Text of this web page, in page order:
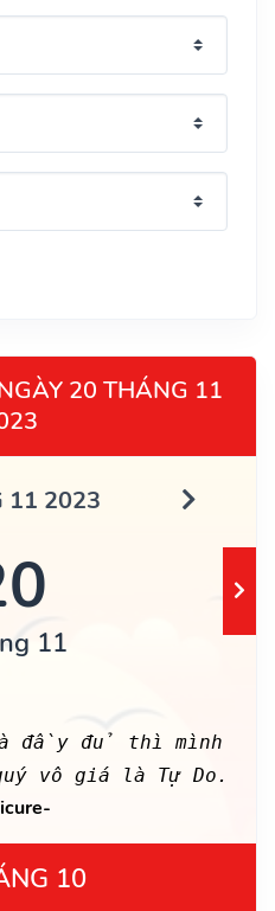
20 THÁNG 11
11 2023
11
đầy đủ thì mình
vô giá là Tự Do.
10